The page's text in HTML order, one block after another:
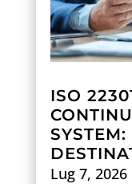
ISO
Lug 7, 2026